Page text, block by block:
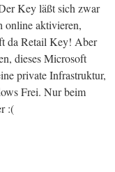
Key läßt sich zwar
online aktivieren,
da Retail Key! Aber
dieses Microsoft
private Infrastruktur,
Frei. Nur beim
:(